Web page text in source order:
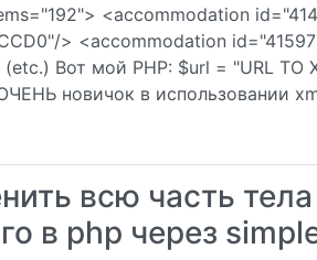
<accommodation
> <accommodation
(etc.) Вот мой PHP: $url = "URL TO
новичок в использовании
всю часть
в php через